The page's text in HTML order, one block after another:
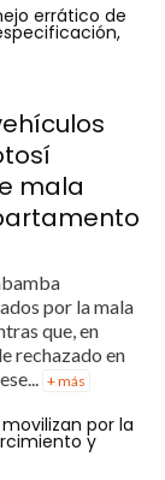
errático de
mala
por la mala
que, en
rechazado en
+ más
por la
y